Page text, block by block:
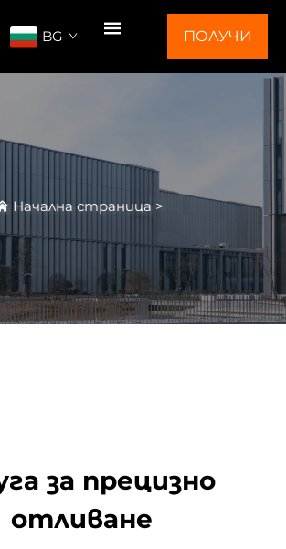
BG ПОЛУЧИ
Начална страница >
за прецизно
отливане